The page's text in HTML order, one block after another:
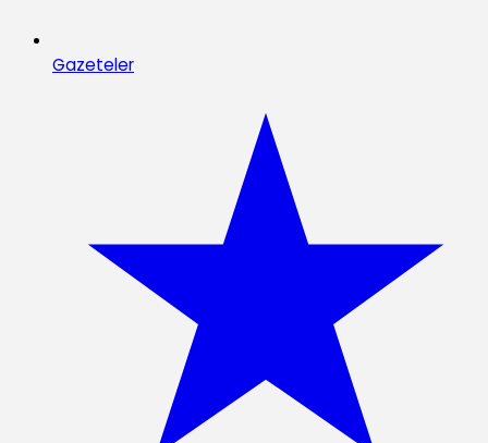
Gazeteler